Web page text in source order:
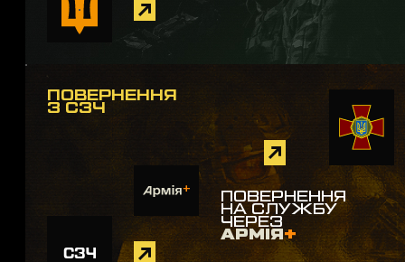
ПОВЕРНЕННЯ
З СЗЧ
ПОВЕРНЕННЯ
НА СЛУЖБУ
ЧЕРЕЗ
АРМІЯ+
СЗЧ